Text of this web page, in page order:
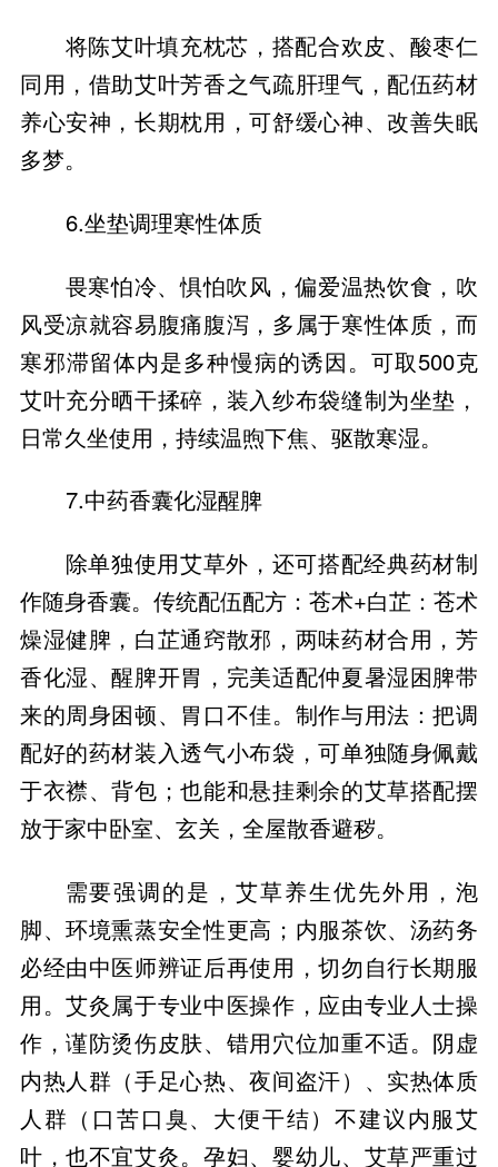
将陈艾叶填充枕芯，搭配合欢皮、酸枣仁
同用，借助艾叶芳香之气疏肝理气，配伍药材
养心安神，长期枕用，可舒缓心神、改善失眠
多梦。
6.坐垫调理寒性体质
畏寒怕冷、惧怕吹风，偏爱温热饮食，吹
风受凉就容易腹痛腹泻，多属于寒性体质，而
寒邪滞留体内是多种慢病的诱因。可取500克
艾叶充分晒干揉碎，装入纱布袋缝制为坐垫，
日常久坐使用，持续温煦下焦、驱散寒湿。
7.中药香囊化湿醒脾
除单独使用艾草外，还可搭配经典药材制
作随身香囊。传统配伍配方：苍术+白芷：苍术
燥湿健脾，白芷通窍散邪，两味药材合用，芳
香化湿、醒脾开胃，完美适配仲夏暑湿困脾带
来的周身困顿、胃口不佳。制作与用法：把调
配好的药材装入透气小布袋，可单独随身佩戴
于衣襟、背包；也能和悬挂剩余的艾草搭配摆
放于家中卧室、玄关，全屋散香避秽。
需要强调的是，艾草养生优先外用，泡
脚、环境熏蒸安全性更高；内服茶饮、汤药务
必经由中医师辨证后再使用，切勿自行长期服
用。艾灸属于专业中医操作，应由专业人士操
作，谨防烫伤皮肤、错用穴位加重不适。阴虚
内热人群（手足心热、夜间盗汗）、实热体质
人群（口苦口臭、大便干结）不建议内服艾
叶，也不宜艾灸。孕妇、婴幼儿、艾草严重过